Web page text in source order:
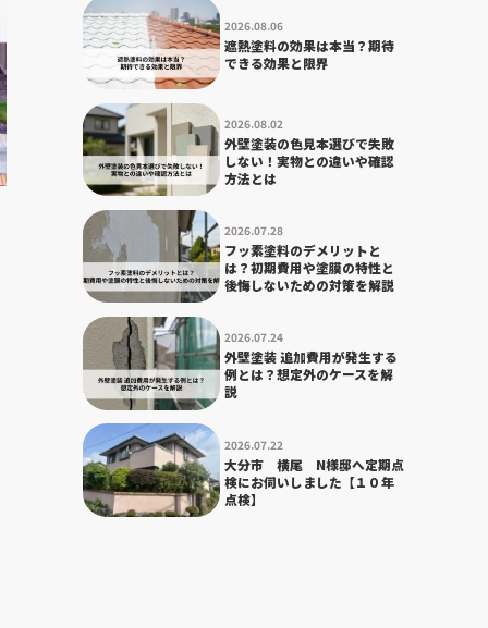
2026.08.06
遮熱塗料の効果は本当？期待
できる効果と限界
2026.08.02
外壁塗装の色見本選びで失敗
しない！実物との違いや確認
方法とは
2026.07.28
フッ素塗料のデメリットと
は？初期費用や塗膜の特性と
後悔しないための対策を解説
2026.07.24
外壁塗装 追加費用が発生する
例とは？想定外のケースを解
説
2026.07.22
大分市 横尾 N様邸へ定期点
検にお伺いしました【１０年
点検】